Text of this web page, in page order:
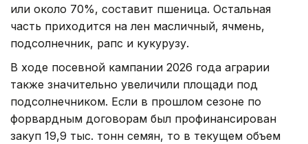
или около 70%, составит пшеница. Остальная
часть приходится на лен масличный, ячмень,
подсолнечник, рапс и кукурузу.
В ходе посевной кампании 2026 года аграрии
также значительно увеличили площади под
подсолнечником. Если в прошлом сезоне по
форвардным договорам был профинансирован
закуп 19,9 тыс. тонн семян, то в текущем объем